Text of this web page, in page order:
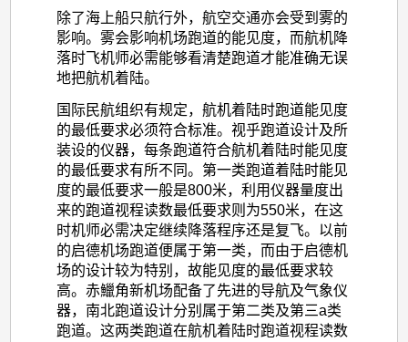
除了海上船只航行外，航空交通亦会受到雾的
影响。雾会影响机场跑道的能见度，而航机降
落时飞机师必需能够看清楚跑道才能准确无误
地把航机着陆。
国际民航组织有规定，航机着陆时跑道能见度
的最低要求必须符合标准。视乎跑道设计及所
装设的仪器，每条跑道符合航机着陆时能见度
的最低要求有所不同。第一类跑道着陆时能见
度的最低要求一般是800米，利用仪器量度出
来的跑道视程读数最低要求则为550米，在这
时机师必需决定继续降落程序还是复飞。以前
的启德机场跑道便属于第一类，而由于启德机
场的设计较为特别，故能见度的最低要求较
高。赤鱲角新机场配备了先进的导航及气象仪
器，南北跑道设计分别属于第二类及第三a类
跑道。这两类跑道在航机着陆时跑道视程读数